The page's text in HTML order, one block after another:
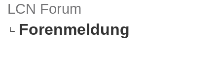
LCN Forum
Forenmeldung